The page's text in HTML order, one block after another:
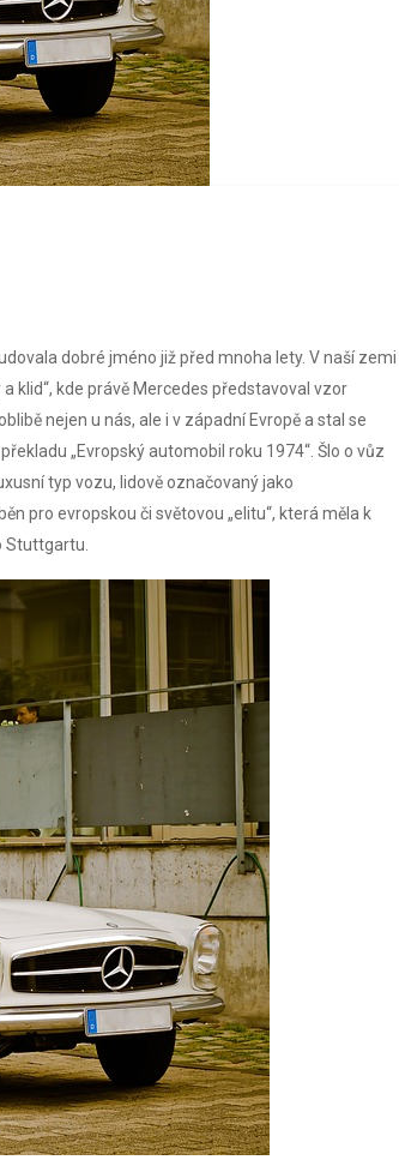
dobré jméno již před mnoha lety. V naší zemi
klid“, kde právě Mercedes představoval vzor
nejen u nás, ale i v západní Evropě a stal se
„Evropský automobil roku 1974“. Šlo o vůz
typ vozu, lidově označovaný jako
pro evropskou či světovou „elitu“, která měla k
Stuttgartu.